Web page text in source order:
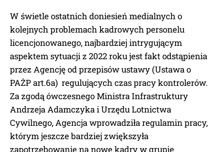
W świetle ostatnich doniesień medialnych o
kolejnych problemach kadrowych personelu
licencjonowanego, najbardziej intrygującym
aspektem sytuacji z 2022 roku jest fakt odstąpienia
przez Agencję od przepisów ustawy (Ustawa o
PAŻP art.6a) regulujących czas pracy kontrolerów.
Za zgodą ówczesnego Ministra Infrastruktury
Andrzeja Adamczyka i Urzędu Lotnictwa
Cywilnego, Agencja wprowadziła regulamin pracy,
którym jeszcze bardziej zwiększyła
zapotrzebowanie na nowe kadry w grupie